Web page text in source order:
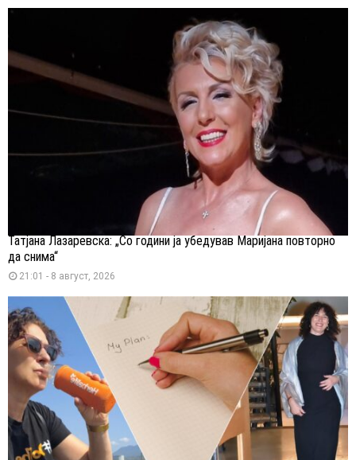
Татјана Лазаревска: „Со години ја убедував Маријана повторно
да снима“
21:01 - 8 август, 2026